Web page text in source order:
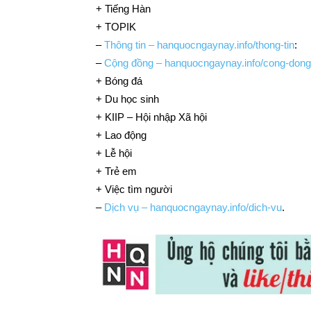
+ Tiếng Hàn
+ TOPIK
–Thông tin – hanquocngaynay.info/thong-tin:
–Cộng đồng – hanquocngaynay.info/cong-dong
+ Bóng đá
+ Du học sinh
+ KIIP – Hội nhập Xã hội
+ Lao động
+ Lễ hội
+ Trẻ em
+ Việc tìm người
– Dịch vụ – hanquocngaynay.info/dich-vu.